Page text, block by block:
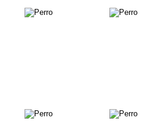
BANDAR
BAND
TOUBAB
SAG DU ES
MIR
YALDA